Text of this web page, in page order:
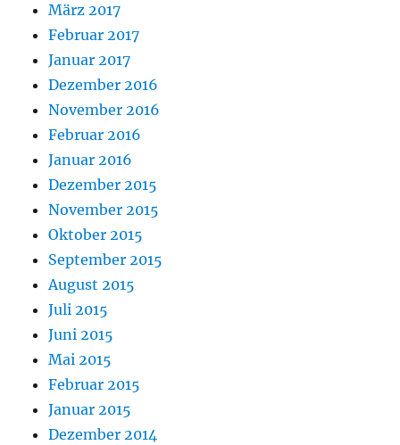
März 2017
Februar 2017
Januar 2017
Dezember 2016
November 2016
Februar 2016
Januar 2016
Dezember 2015
November 2015
Oktober 2015
September 2015
August 2015
Juli 2015
Juni 2015
Mai 2015
Februar 2015
Januar 2015
Dezember 2014